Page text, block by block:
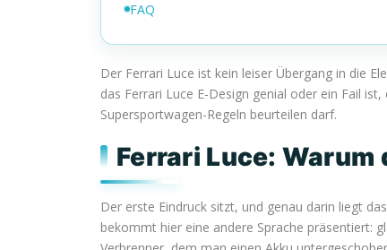
FAQ
Der Ferrari Luce ist kein leiser Übergang in die
das Ferrari Luce E-Design genial oder ein Fail
Supersportwagen-Regeln beurteilen darf.
Ferrari Luce:
Der erste Eindruck sitzt, und genau darin liegt
bekommt hier eine andere Sprache präsentiert: